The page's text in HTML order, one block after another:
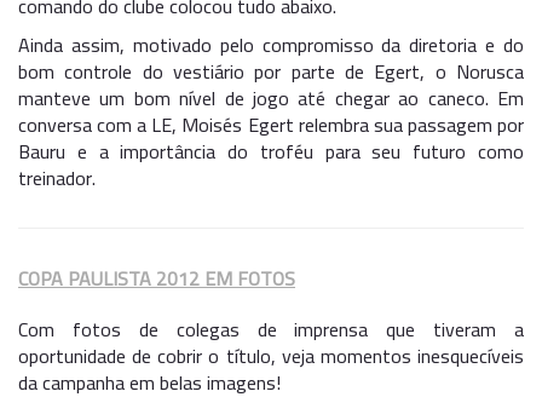
Ainda assim, motivado pelo compromisso da diretoria e do
bom controle do vestiário por parte de Egert, o Norusca
manteve um bom nível de jogo até chegar ao caneco. Em
conversa com a LE, Moisés Egert relembra sua passagem por
Bauru e a importância do troféu para seu futuro como
treinador.
COPA PAULISTA 2012 EM FOTOS
Com fotos de colegas de imprensa que tiveram a
oportunidade de cobrir o título, veja momentos inesquecíveis
da campanha em belas imagens!